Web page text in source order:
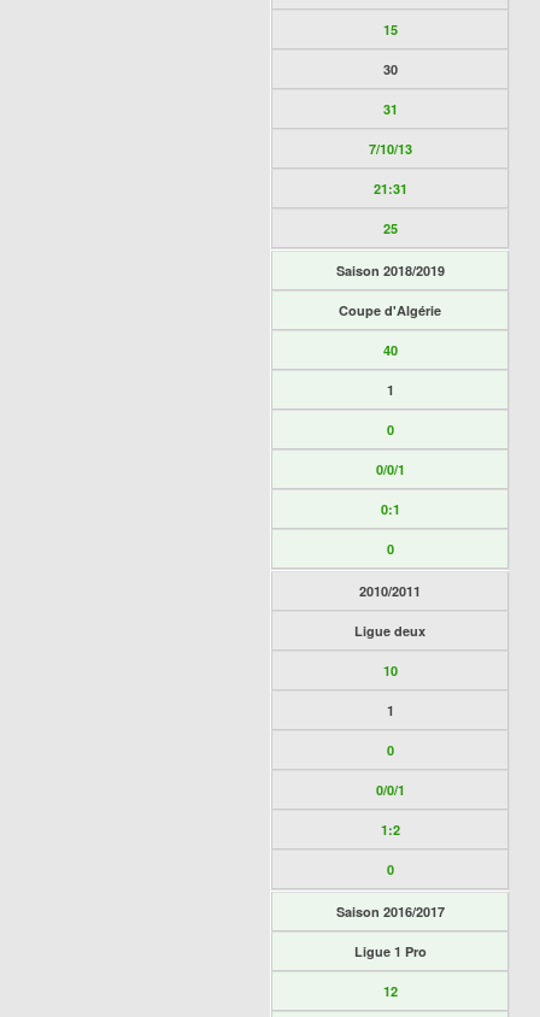
15
30
31
7/10/13
21:31
25
Saison 2018/2019
Coupe d'Algérie
40
1
0
0/0/1
0:1
0
2010/2011
Ligue deux
10
1
0
0/0/1
1:2
0
Saison 2016/2017
Ligue 1 Pro
12